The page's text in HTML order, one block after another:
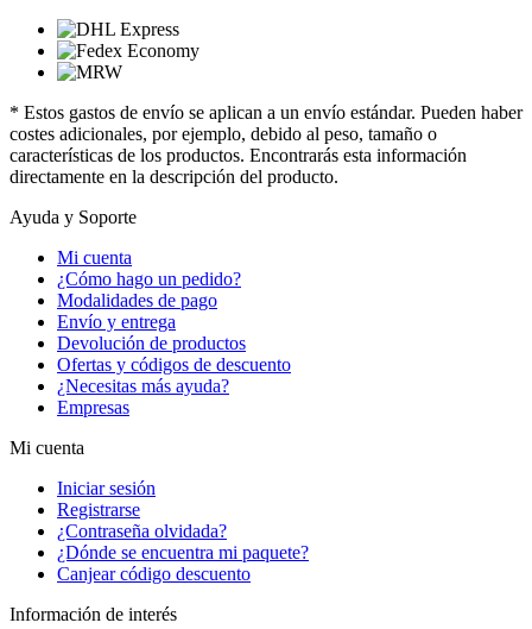
* Estos gastos de envío se aplican a un envío estándar. Pueden haber
costes adicionales, por ejemplo, debido al peso, tamaño o
características de los productos. Encontrarás esta información
directamente en la descripción del producto.
Ayuda y Soporte
Mi cuenta
¿Cómo hago un pedido?
Modalidades de pago
Envío y entrega
Devolución de productos
Ofertas y códigos de descuento
¿Necesitas más ayuda?
Empresas
Mi cuenta
Iniciar sesión
Registrarse
¿Contraseña olvidada?
¿Dónde se encuentra mi paquete?
Canjear código descuento
Información de interés